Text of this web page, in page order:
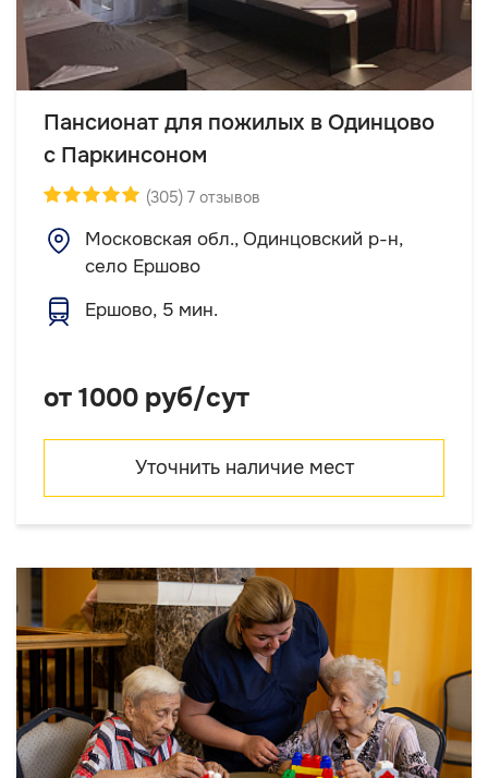
Пансионат для пожилых в Одинцово
с Паркинсоном
(305) 7 отзывов
Московская обл., Одинцовский р-н,
село Ершово
Ершово, 5 мин.
от 1000 руб/сут
Уточнить наличие мест